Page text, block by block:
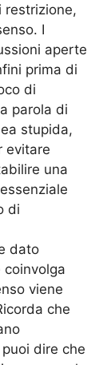
restrizione,
I
aperte
prima di
di
parola di
stupida,
evitare
una
di
dato
viene
che
dire che